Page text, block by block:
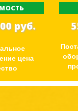
руб.
цена